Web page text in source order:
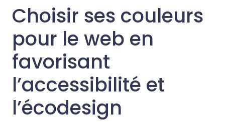
Choisir ses couleurs
pour le web en
favorisant
l’accessibilité et
l’écodesign